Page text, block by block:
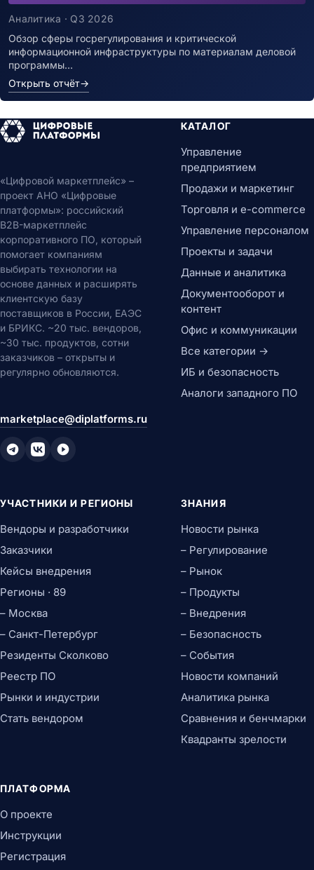
Аналитика · Q3 2026
Обзор сферы госрегулирования и критической
информационной инфраструктуры по материалам деловой
программы…
Открыть отчёт→
«Цифровой маркетплейс» –
проект АНО «Цифровые
платформы»: российский
B2B-маркетплейс
корпоративного ПО, который
помогает компаниям
выбирать технологии на
основе данных и расширять
клиентскую базу
поставщиков в России, ЕАЭС
и БРИКС. ~20 тыс. вендоров,
~30 тыс. продуктов, сотни
заказчиков – открыты и
регулярно обновляются.
marketplace@diplatforms.ru
КАТАЛОГ
Управление
предприятием
Продажи и маркетинг
Торговля и e-commerce
Управление персоналом
Проекты и задачи
Данные и аналитика
Документооборот и
контент
Офис и коммуникации
Все категории →
ИБ и безопасность
Аналоги западного ПО
УЧАСТНИКИ И РЕГИОНЫ
Вендоры и разработчики
Заказчики
Кейсы внедрения
Регионы · 89
– Москва
– Санкт-Петербург
Резиденты Сколково
Реестр ПО
Рынки и индустрии
Стать вендором
ЗНАНИЯ
Новости рынка
– Регулирование
– Рынок
– Продукты
– Внедрения
– Безопасность
– События
Новости компаний
Аналитика рынка
Сравнения и бенчмарки
Квадранты зрелости
ПЛАТФОРМА
О проекте
Инструкции
Регистрация